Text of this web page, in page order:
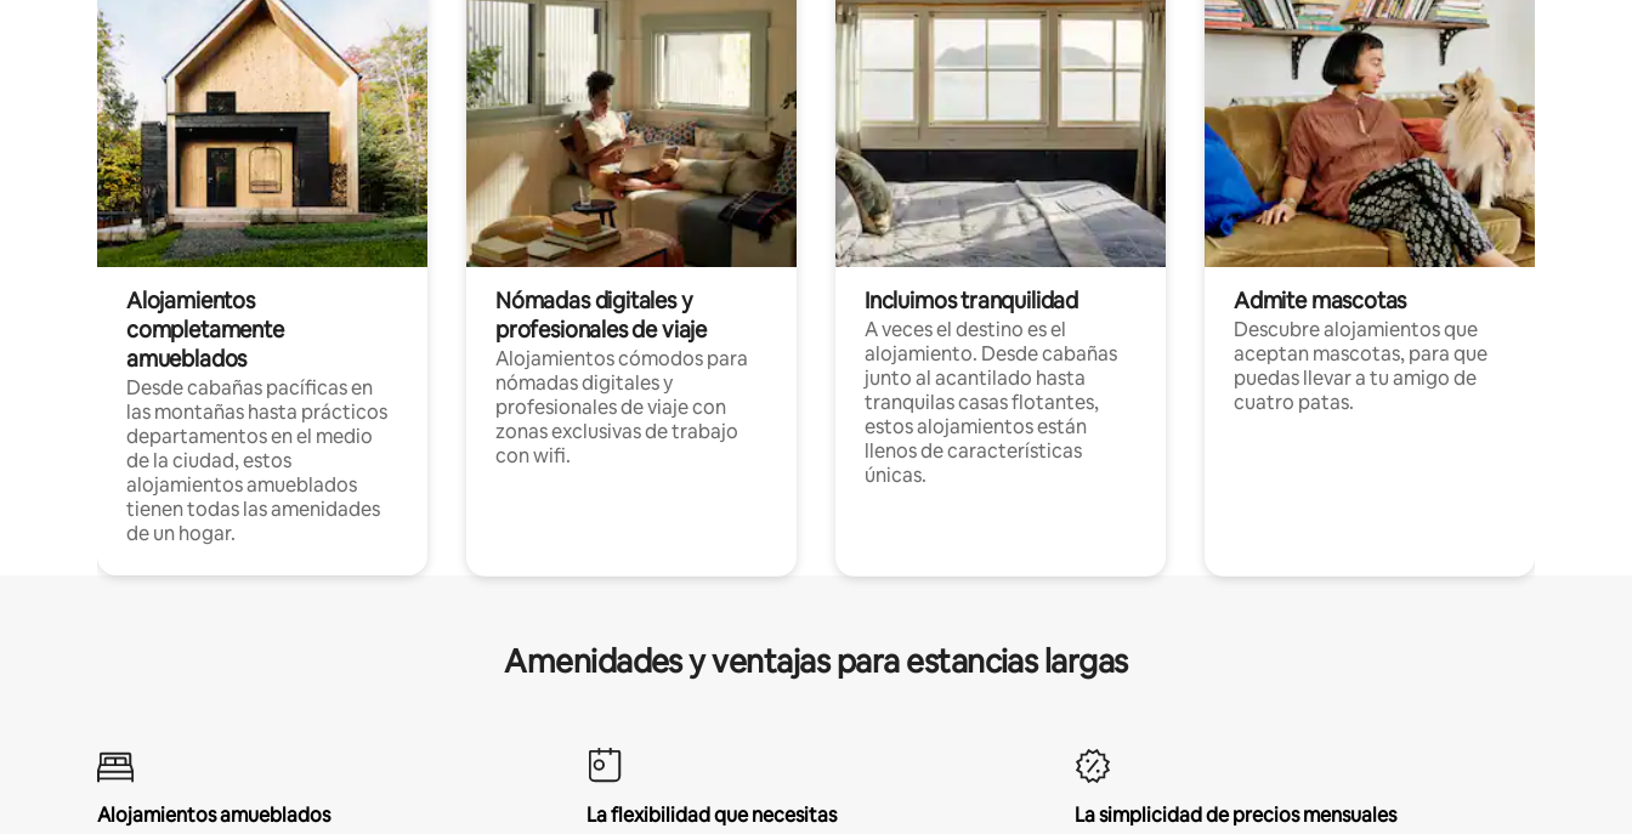
Alojamientos
completamente
amueblados
Desde cabañas pacíficas en
las montañas hasta prácticos
departamentos en el medio
de la ciudad, estos
alojamientos amueblados
tienen todas las amenidades
de un hogar.
Nómadas digitales y
profesionales de viaje
Alojamientos cómodos para
nómadas digitales y
profesionales de viaje con
zonas exclusivas de trabajo
con wifi.
Incluimos tranquilidad
A veces el destino es el
alojamiento. Desde cabañas
junto al acantilado hasta
tranquilas casas flotantes,
estos alojamientos están
llenos de características
únicas.
Admite mascotas
Descubre alojamientos que
aceptan mascotas, para que
puedas llevar a tu amigo de
cuatro patas.
Amenidades y ventajas para estancias largas
Alojamientos amueblados
La flexibilidad que necesitas
La simplicidad de precios mensuales